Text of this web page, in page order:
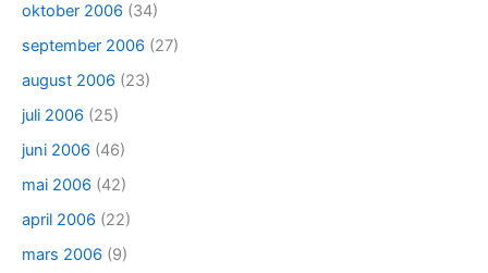
oktober 2006 (34)
september 2006 (27)
august 2006 (23)
juli 2006 (25)
juni 2006 (46)
mai 2006 (42)
april 2006 (22)
mars 2006 (9)